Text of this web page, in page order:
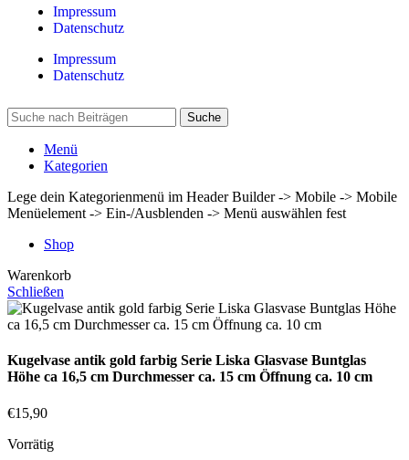
Impressum
Datenschutz
Impressum
Datenschutz
Suche
Menü
Kategorien
Lege dein Kategorienmenü im Header Builder -> Mobile -> Mobile
Menüelement -> Ein-/Ausblenden -> Menü auswählen fest
Shop
Warenkorb
Schließen
Kugelvase antik gold farbig Serie Liska Glasvase Buntglas
Höhe ca 16,5 cm Durchmesser ca. 15 cm Öffnung ca. 10 cm
€15,90
Vorrätig